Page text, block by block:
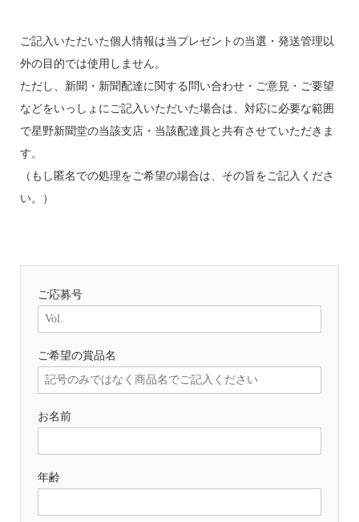
ご記入いただいた個人情報は当プレゼントの当選・発送管理以
外の目的では使用しません。
ただし、新聞・新聞配達に関する問い合わせ・ご意見・ご要望
などをいっしょにご記入いただいた場合は、対応に必要な範囲
で星野新聞堂の当該支店・当該配達員と共有させていただきま
す。
（もし匿名での処理をご希望の場合は、その旨をご記入くださ
い。）
ご応募号
ご希望の賞品名
お名前
年齢